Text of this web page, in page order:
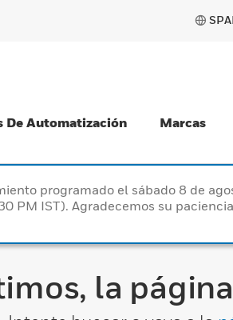
De Automatización Marcas
programado el sábado 8 de
PM IST). Agradecemos su
la